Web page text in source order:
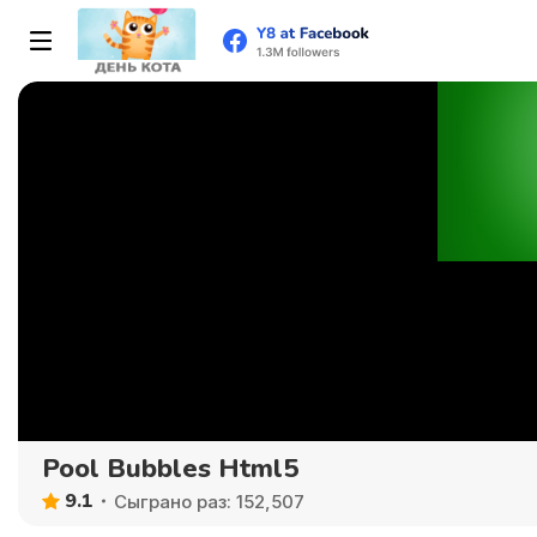
Pool Bubbles Html5
9.1 Сыграно раз: 152,507